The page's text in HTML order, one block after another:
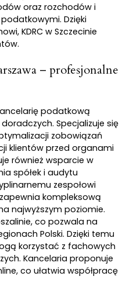
oraz rozchodów i
Dzięki
KDRC w Szczecinie
– profesjonalne
podatkową
Specjalizuje się
zobowiązań
klientów przed organami
również wsparcie w
spółek i audytu
zespołowi
kompleksową
najwyższym poziomie.
co pozwala na
Polski. Dzięki temu
korzystać z fachowych
Kancelaria proponuje
co ułatwia współpracę